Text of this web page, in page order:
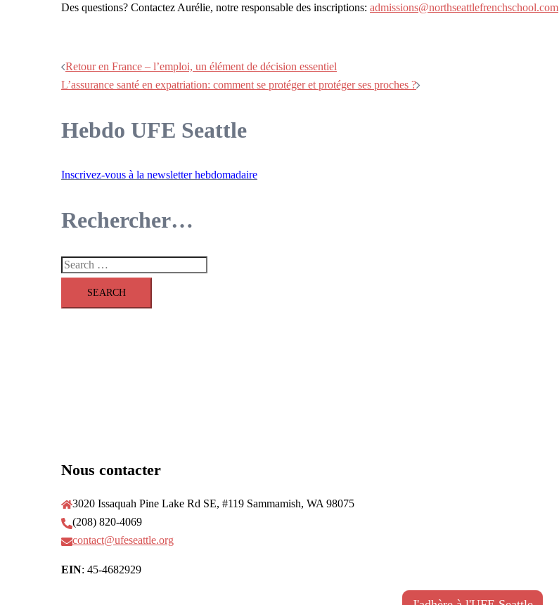
Des questions? Contactez Aurélie, notre responsable des inscriptions: admissions@northseattlefrenchschool.com
Post
Retour en France – l’emploi, un élément de décision essentiel
L’assurance santé en expatriation: comment se protéger et protéger ses proches ?
Hebdo UFE Seattle
Inscrivez-vous à la newsletter hebdomadaire
Rechercher…
Search
Nous contacter
3020 Issaquah Pine Lake Rd SE, #119 Sammamish, WA 98075
(208) 820-4069
contact@ufeseattle.org
EIN: 45-4682929